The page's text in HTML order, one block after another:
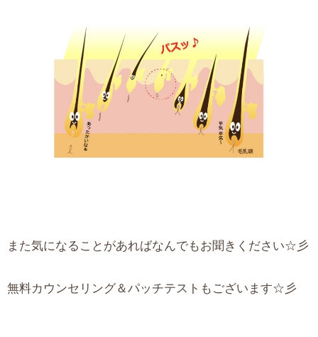
また気になることがあればなんでもお聞きください☆彡
無料カウンセリング＆パッチテストもございます☆彡